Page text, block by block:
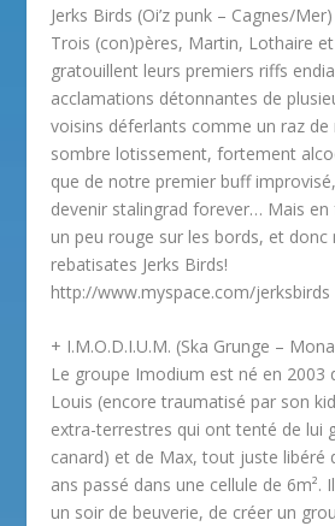
Jerks Birds (Oi’z punk – Cagnes/Mer)
Trois (con)pères, Martin, Lothaire
gratouillent leurs premiers riffs
acclamations détonnantes de
voisins déferlants comme un raz
sombre lotissement, fortement
que de notre premier buff
devenir stalingrad forever… Mais en
un peu rouge sur les bords, et donc
rebatisates Jerks Birds!
http://www.myspace.com/jerksbirds
+ I.M.O.D.I.U.M. (Ska Grunge –
Le groupe Imodium est né en 2003
Louis (encore traumatisé par son
extra-terrestres qui ont tenté de lui
canard) et de Max, tout juste libéré
ans passé dans une cellule de 6m².
un soir de beuverie, de créer un